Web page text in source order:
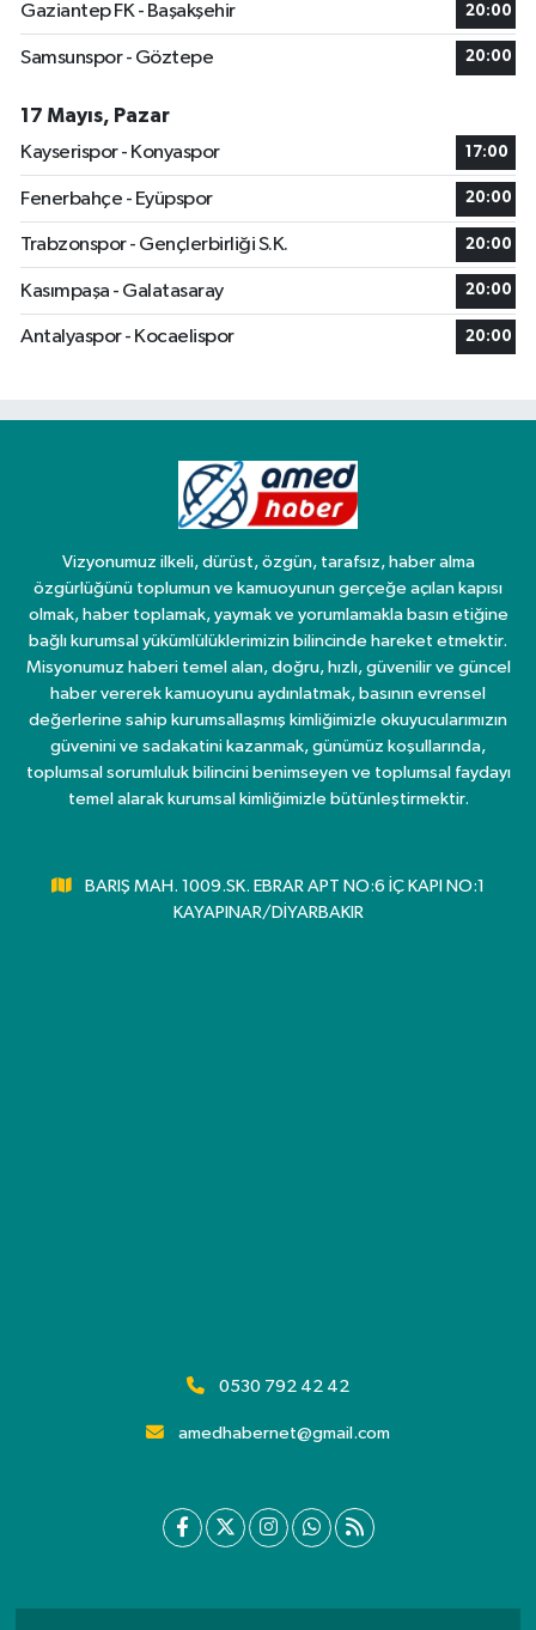
Gaziantep FK - Başakşehir 20:00
Samsunspor - Göztepe 20:00
17 Mayıs, Pazar
Kayserispor - Konyaspor
17:00
Fenerbahçe - Eyüpspor 20:00
Trabzonspor - Gençlerbirliği S.K. 20:00
Kasımpaşa - Galatasaray 20:00
Antalyaspor - Kocaelispor 20:00
Vizyonumuz ilkeli, dürüst, özgün, tarafsız, haber alma
özgürlüğünü toplumun ve kamuoyunun gerçeğe açılan kapısı
olmak, haber toplamak, yaymak ve yorumlamakla basın etiğine
bağlı kurumsal yükümlülüklerimizin bilincinde hareket etmektir.
Misyonumuz haberi temel alan, doğru, hızlı, güvenilir ve güncel
haber vererek kamuoyunu aydınlatmak, basının evrensel
değerlerine sahip kurumsallaşmış kimliğimizle okuyucularımızın
güvenini ve sadakatini kazanmak, günümüz koşullarında,
toplumsal sorumluluk bilincini benimseyen ve toplumsal faydayı
temel alarak kurumsal kimliğimizle bütünleştirmektir.
BARIŞ MAH. 1009.SK. EBRAR APT NO:6 İÇ KAPI NO:1
KAYAPINAR/DİYARBAKIR
0530 792 42 42
amedhabernet@gmail.com